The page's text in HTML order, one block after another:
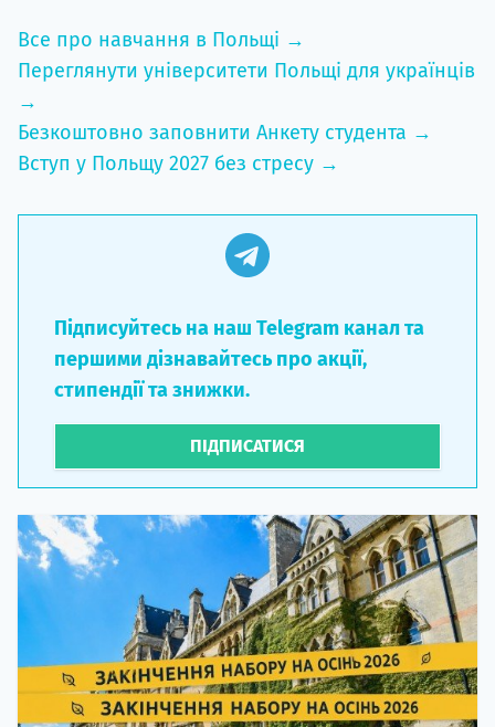
Все про навчання в Польщі →
Переглянути університети Польщі для українців
→
Безкоштовно заповнити Анкету студента →
Вступ у Польщу 2027 без стресу →
Підписуйтесь на наш Telegram канал та
першими дізнавайтесь про акції,
стипендії та знижки.
ПІДПИСАТИСЯ